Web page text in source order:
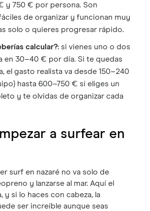
y 750 € por persona. Son
de organizar y funcionan muy
solo o quieres progresar rápido.
calcular?: si vienes uno o dos
en 30–40 € por día. Si te quedas
el gasto realista va desde 150–240
hasta 600–750 € si eliges un
y te olvidas de organizar cada
a surfear en
surf en nazaré no va solo de
y lanzarse al mar. Aquí el
y si lo haces con cabeza, la
ser increíble aunque seas